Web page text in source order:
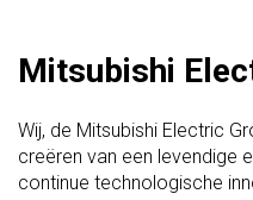
Mitsubishi
Wij, de Mitsubishi Electric
creëren van een levendige
continue technologische